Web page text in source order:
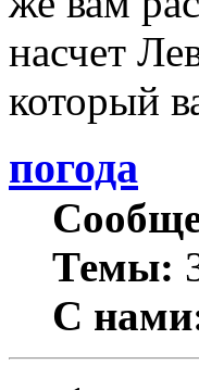
насчет
который
погода
Темы:
С